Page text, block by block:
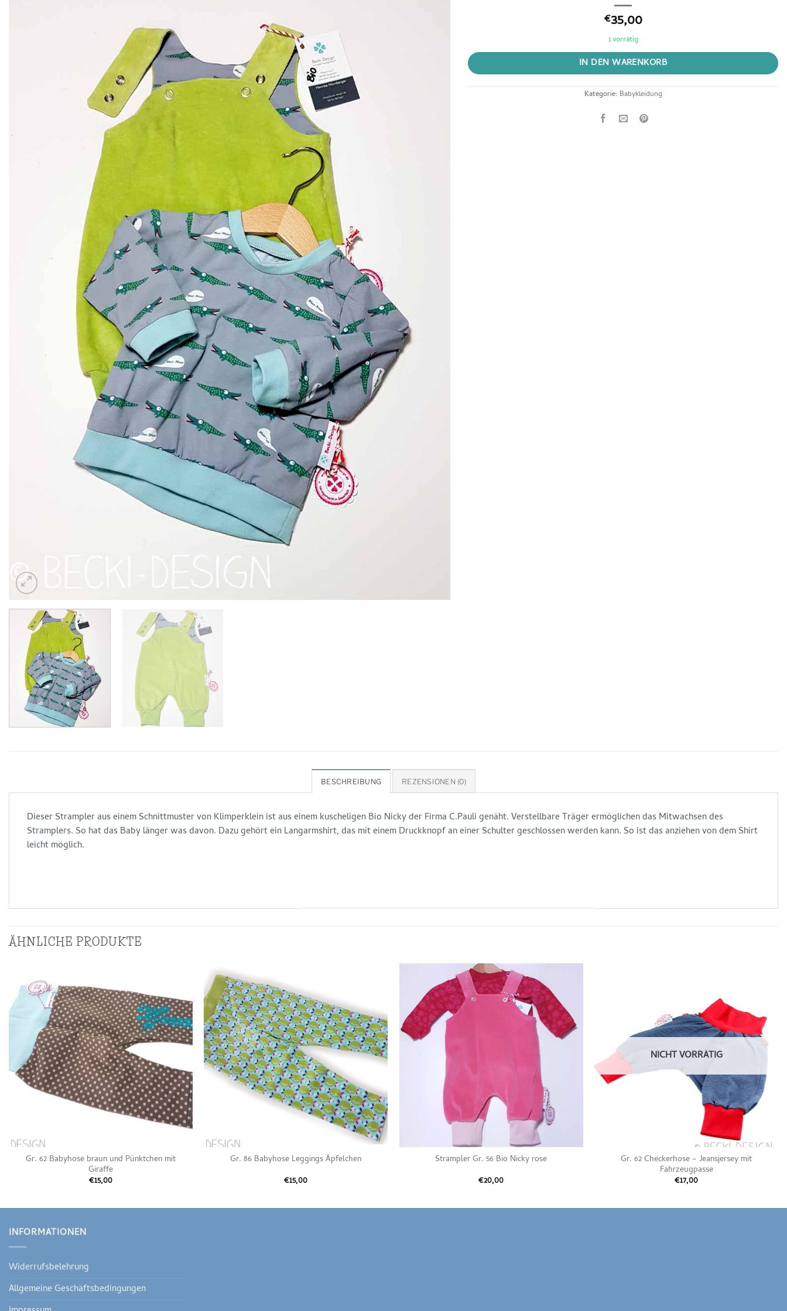
€35,00
1 vorrätig
IN DEN WARENKORB
Kategorie: Babykleidung
BESCHREIBUNG REZENSIONEN (0)
Dieser Strampler aus einem Schnittmuster von Klimperklein ist aus einem kuscheligen Bio Nicky der Firma C.Pauli genäht. Verstellbare Träger ermöglichen das Mitwachsen des
Stramplers. So hat das Baby länger was davon. Dazu gehört ein Langarmshirt, das mit einem Druckknopf an einer Schulter geschlossen werden kann. So ist das anziehen von dem Shirt
leicht möglich.
ÄHNLICHE PRODUKTE
Auf die
Wunschliste
Gr. 62 Babyhose braun und Pünktchen mit
Giraffe
€15,00
Wunschliste
Gr. 86 Babyhose Leggings Äpfelchen
€15,00
Auf die
Wunschliste
Strampler Gr. 56 Bio Nicky rose
€20,00
NICHT VORRÄTIG
Gr. 62 Checkerhose – Jeansjersey mit
Fahrzeugpasse
€17,00
INFORMATIONEN
Widerrufsbelehrung
Allgemeine Geschäftsbedingungen